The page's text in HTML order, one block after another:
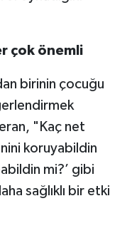
çok önemli
birinin çocuğu
"Kaç net
koruyabildin
mi?’ gibi
sağlıklı bir etki